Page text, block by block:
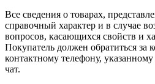
Все сведения о товарах,
справочный характер и в случае
вопросов, касающихся свойств и
Покупатель должен обратиться за
контактному телефону,
чат.